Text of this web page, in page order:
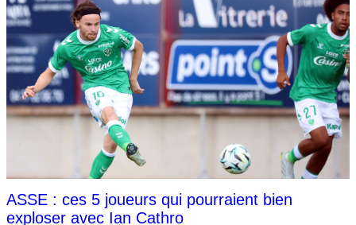
ASSE : ces 5 joueurs qui pourraient bien
exploser avec Ian Cathro